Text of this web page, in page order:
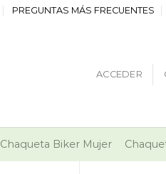
PREGUNTAS MÁS FRECUENTES
ACCEDER
Chaqueta Biker Mujer